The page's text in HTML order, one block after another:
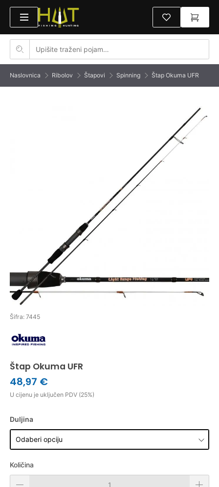
Naslovnica Ribolov Štapovi Spinning Štap Okuma UFR
Šifra: 7445
Štap Okuma UFR
48,97 €
U cijenu je uključen PDV (25%)
Duljina
Količina